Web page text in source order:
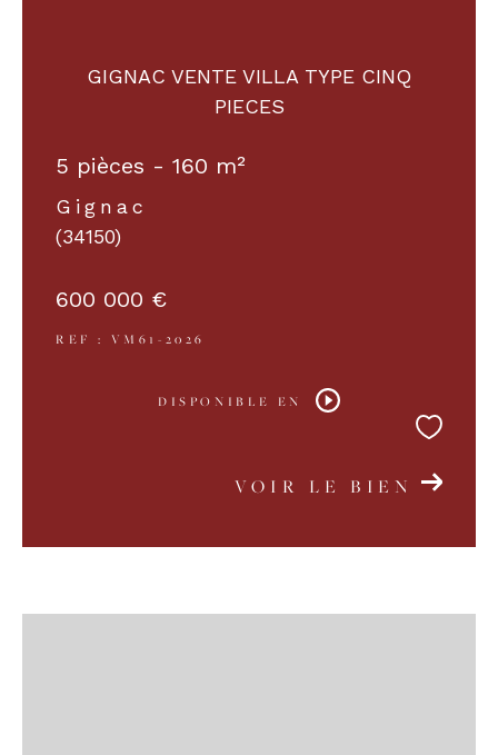
GIGNAC VENTE VILLA TYPE CINQ
PIECES
5 pièces - 160 m²
Gignac
(34150)
600 000 €
REF : VM61-2026
DISPONIBLE EN
VOIR LE BIEN